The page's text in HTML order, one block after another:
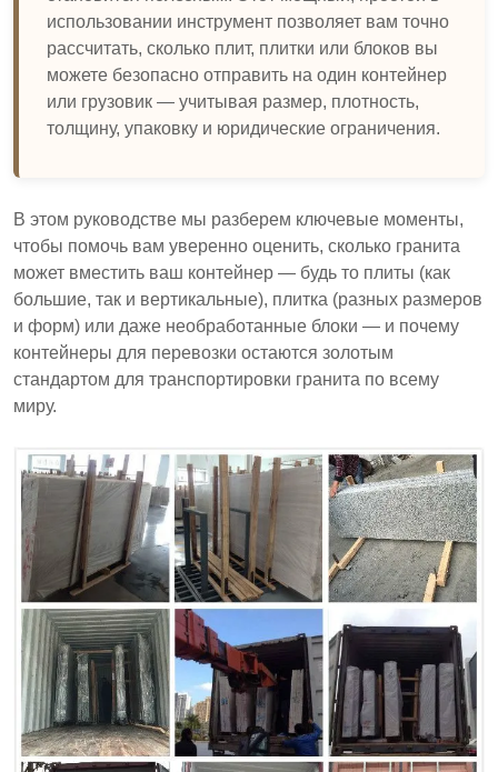
использовании инструмент позволяет вам точно
рассчитать, сколько плит, плитки или блоков вы
можете безопасно отправить на один контейнер
или грузовик — учитывая размер, плотность,
толщину, упаковку и юридические ограничения.
В этом руководстве мы разберем ключевые моменты,
чтобы помочь вам уверенно оценить, сколько гранита
может вместить ваш контейнер — будь то плиты (как
большие, так и вертикальные), плитка (разных размеров
и форм) или даже необработанные блоки — и почему
контейнеры для перевозки остаются золотым
стандартом для транспортировки гранита по всему
миру.